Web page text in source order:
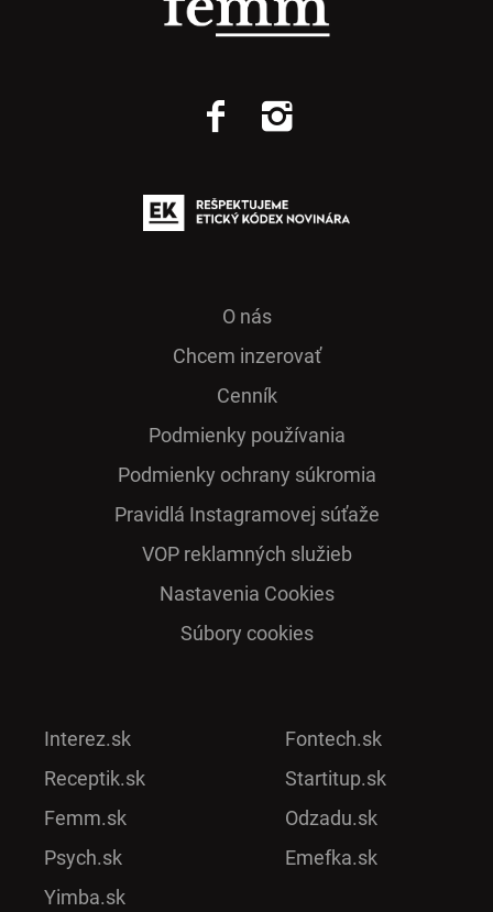
O nás
Chcem inzerovať
Cenník
Podmienky používania
Podmienky ochrany súkromia
Pra­vidlá Ins­ta­gra­mo­vej sú­ťaže
VOP reklamných služieb
Nastavenia Cookies
Súbory cookies
Interez.sk
Receptik.sk
Femm.sk
Psych.sk
Yimba.sk
Fontech.sk
Startitup.sk
Odzadu.sk
Emefka.sk